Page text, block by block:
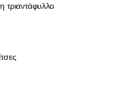
τριαντάφυλλο